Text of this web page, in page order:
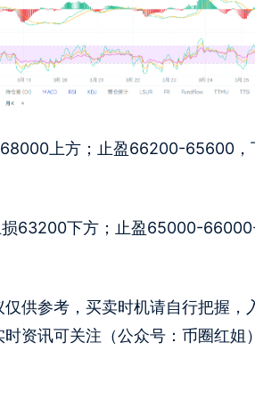
上方；止盈66200-65600，
63200下方；止盈65000-
供参考，买卖时机请自行把握，
资讯可关注（公众号：币圈红姐